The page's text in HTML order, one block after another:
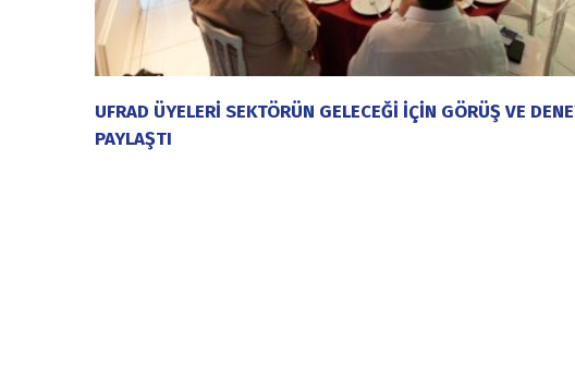
UFRAD ÜYELERİ SEKTÖRÜN GELECEĞİ İÇİN GÖRÜŞ VE
PAYLAŞTI